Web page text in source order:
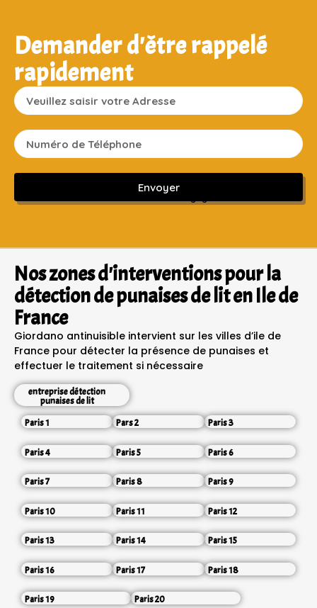
Demander d'être rappelé
rapidement
Envoyer
Sans engagement ni frais cachés
Nos zones d'interventions pour la
détection de punaises de lit en Ile de
France
Giordano antinuisible intervient sur les villes d’ile de
France pour détecter la présence de punaises et
effectuer le traitement si nécessaire
entreprise détection
punaises de lit
Paris 1
Pars 2 Paris 3
Paris 4 Paris 5 Paris 6
Paris 7 Paris 8 Paris 9
Paris 10 Paris 11 Paris 12
Paris 13 Paris 14 Paris 15
Paris 16 Paris 17 Paris 18
Paris 19 Paris 20